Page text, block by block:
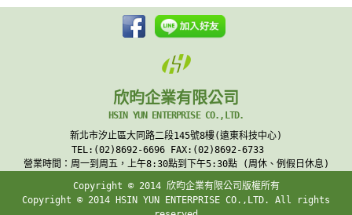
欣昀企業有限公司
HSIN YUN ENTERPRISE CO.,LTD.
新北市汐止區大同路二段145號8樓(遠東科技中心)
TEL:(02)8692-6696 FAX:(02)8692-6733
營業時間：周一到周五，上午8:30點到下午5:30點 (周休、例假日休息)
Copyright © 2014 欣昀企業有限公司版權所有
Copyright © 2014 HSIN YUN ENTERPRISE CO.,LTD. All rights